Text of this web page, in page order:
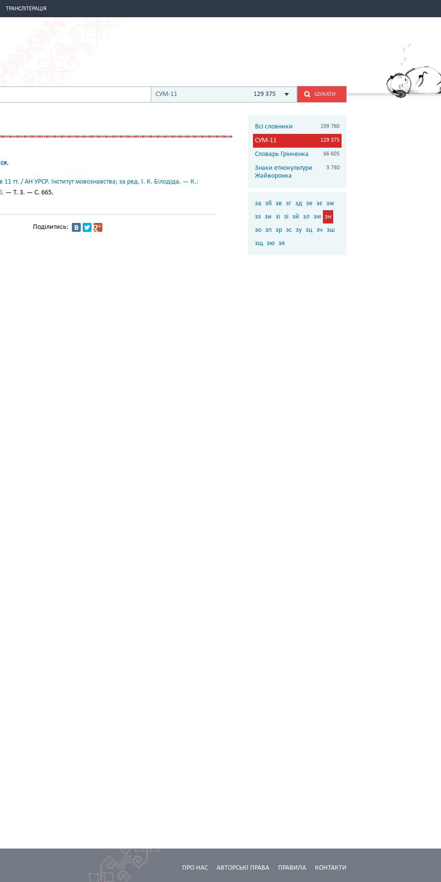
ТРАНСЛІТЕРАЦІЯ
СУМ-11 129 375 ШУКАТИ
.
11 тт. / АН УРСР. Інститут мовознавства; за ред. І. К. Білодіда. — К.:
— Т. 3. — С. 665.
Поділитись:
Всі словники 199 760
СУМ-11 129 375
Словарь Грінченка 66 605
Знаки етнокультури
Жайворонка
3 780
за зб зв зг зд зе зє зж
зз зи зі зї зй зл зм зн
зо зп зр зс зу зц зч зш
зщ зю зя
КОНТАКТИ
ПРАВИЛА
АВТОРСЬКІ ПРАВА
ПРО НАС